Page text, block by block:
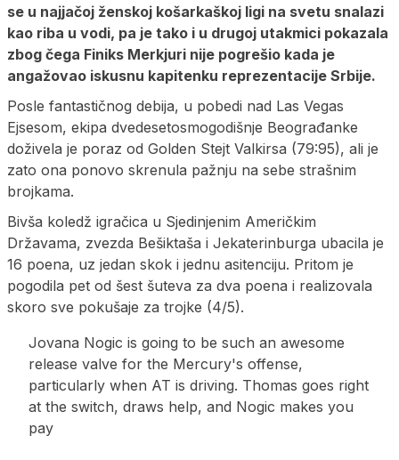
se u najjačoj ženskoj košarkaškoj ligi na svetu snalazi
kao riba u vodi, pa je tako i u drugoj utakmici pokazala
zbog čega Finiks Merkjuri nije pogrešio kada je
angažovao iskusnu kapitenku reprezentacije Srbije.
Posle fantastičnog debija, u pobedi nad Las Vegas
Ejsesom, ekipa dvedesetosmogodišnje Beograđanke
doživela je poraz od Golden Stejt Valkirsa (79:95), ali je
zato ona ponovo skrenula pažnju na sebe strašnim
brojkama.
Bivša koledž igračica u Sjedinjenim Američkim
Državama, zvezda Bešiktaša i Jekaterinburga ubacila je
16 poena, uz jedan skok i jednu asitenciju. Pritom je
pogodila pet od šest šuteva za dva poena i realizovala
skoro sve pokušaje za trojke (4/5).
Jovana Nogic is going to be such an awesome
release valve for the Mercury's offense,
particularly when AT is driving. Thomas goes right
at the switch, draws help, and Nogic makes you
pay